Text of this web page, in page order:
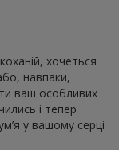
хочеться
навпаки,
ваш особливих
і тепер
у вашому серці